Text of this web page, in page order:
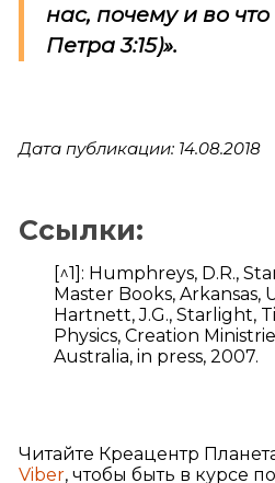
нас, почему и во
Петра 3:15)».
Дата публикации: 14.08.2018
Ссылки:
[^1]: Humphreys, D.R.,
Master Books, Arkansas,
Hartnett, J.G., Starlight,
Physics, Creation
Australia, in press, 2007.
Читайте Креацентр
Viber, чтобы быть в курсе